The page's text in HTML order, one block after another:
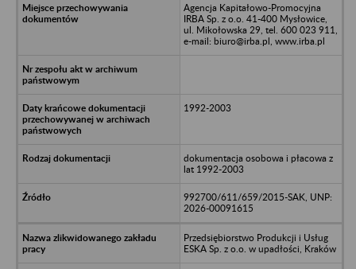
Agencja Kapitałowo-Promocyjna
IRBA Sp. z o.o. 41-400 Mysłowice,
ul. Mikołowska 29, tel. 600 023 911,
e-mail: biuro@irba.pl, www.irba.pl
1992-2003
dokumentacja osobowa i płacowa z
lat 1992-2003
992700/611/659/2015-SAK, UNP:
2026-00091615
Przedsiębiorstwo Produkcji i Usług
ESKA Sp. z o.o. w upadłości, Kraków